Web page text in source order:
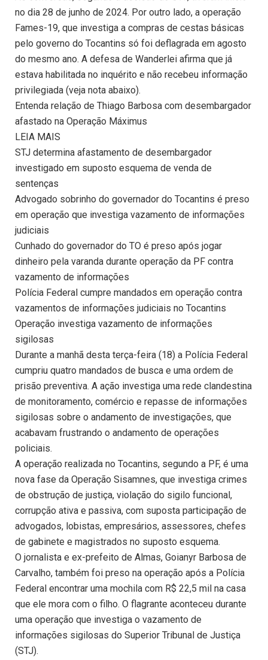
no dia 28 de junho de 2024. Por outro lado, a operação
Fames-19, que investiga a compras de cestas básicas
pelo governo do Tocantins só foi deflagrada em agosto
do mesmo ano. A defesa de Wanderlei afirma que já
estava habilitada no inquérito e não recebeu informação
privilegiada (veja nota abaixo).
Entenda relação de Thiago Barbosa com desembargador
afastado na Operação Máximus
LEIA MAIS
STJ determina afastamento de desembargador
investigado em suposto esquema de venda de
sentenças
Advogado sobrinho do governador do Tocantins é preso
em operação que investiga vazamento de informações
judiciais
Cunhado do governador do TO é preso após jogar
dinheiro pela varanda durante operação da PF contra
vazamento de informações
Polícia Federal cumpre mandados em operação contra
vazamentos de informações judiciais no Tocantins
Operação investiga vazamento de informações
sigilosas
Durante a manhã desta terça-feira (18) a Polícia Federal
cumpriu quatro mandados de busca e uma ordem de
prisão preventiva. A ação investiga uma rede clandestina
de monitoramento, comércio e repasse de informações
sigilosas sobre o andamento de investigações, que
acabavam frustrando o andamento de operações
policiais.
A operação realizada no Tocantins, segundo a PF, é uma
nova fase da Operação Sisamnes, que investiga crimes
de obstrução de justiça, violação do sigilo funcional,
corrupção ativa e passiva, com suposta participação de
advogados, lobistas, empresários, assessores, chefes
de gabinete e magistrados no suposto esquema.
O jornalista e ex-prefeito de Almas, Goianyr Barbosa de
Carvalho, também foi preso na operação após a Polícia
Federal encontrar uma mochila com R$ 22,5 mil na casa
que ele mora com o filho. O flagrante aconteceu durante
uma operação que investiga o vazamento de
informações sigilosas do Superior Tribunal de Justiça
(STJ).